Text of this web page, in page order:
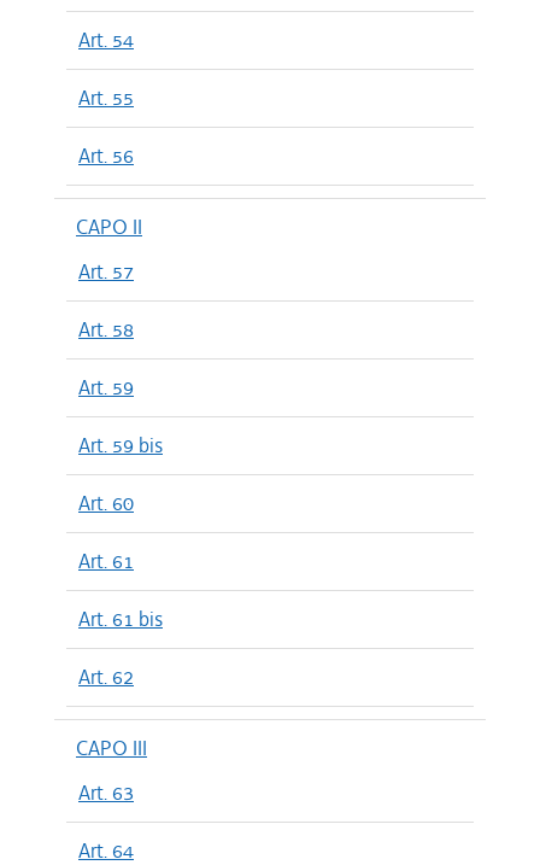
Art. 54
Art. 55
Art. 56
CAPO II
Art. 57
Art. 58
Art. 59
Art. 59 bis
Art. 60
Art. 61
Art. 61 bis
Art. 62
CAPO III
Art. 63
Art. 64